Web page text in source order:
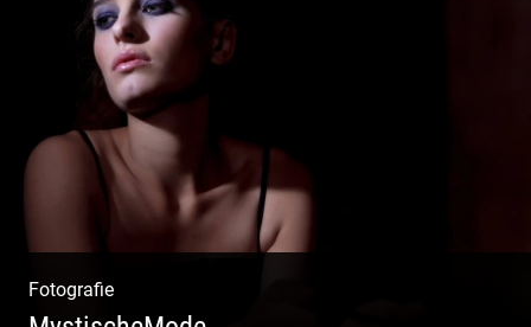
Vorzügliche Weine | Gourmet Küche | Feiste
Kulinarik | Genuss Urlaub
Fotografie